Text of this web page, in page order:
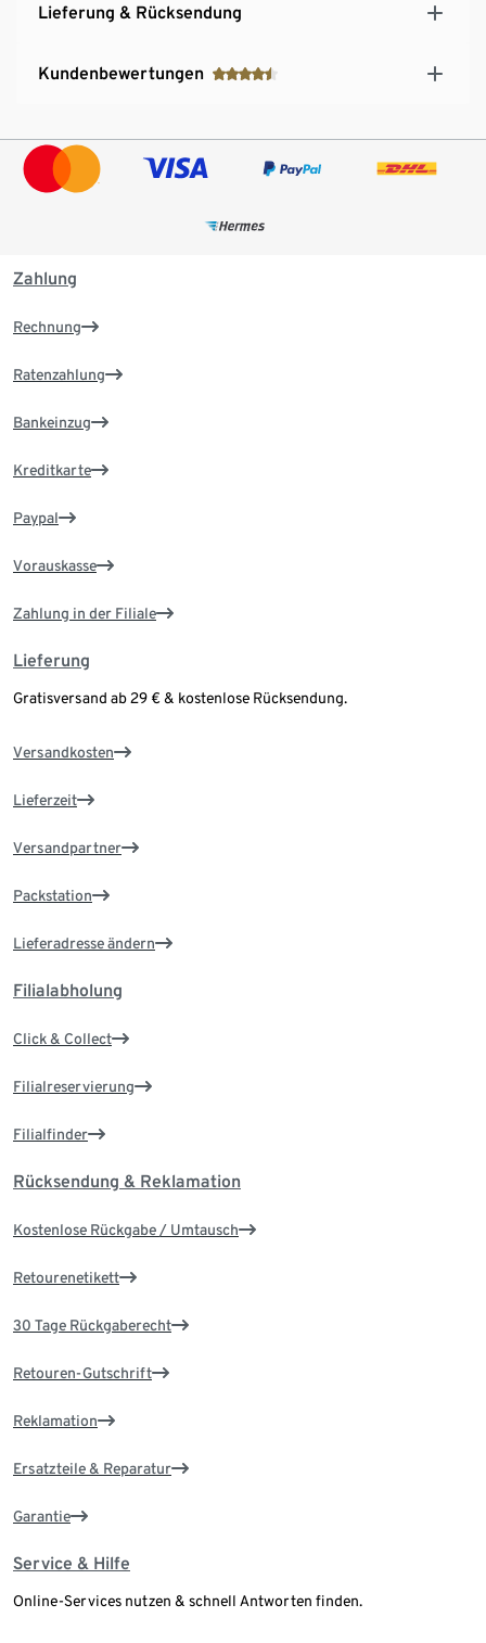
Lieferung & Rücksendung
Kundenbewertungen
Zahlung
Rechnung
Ratenzahlung
Bankeinzug
Kreditkarte
Paypal
Vorauskasse
Zahlung in der Filiale
Lieferung
Gratisversand ab 29 € & kostenlose Rücksendung.
Versandkosten
Lieferzeit
Versandpartner
Packstation
Lieferadresse ändern
Filialabholung
Click & Collect
Filialreservierung
Filialfinder
Rücksendung & Reklamation
Kostenlose Rückgabe / Umtausch
Retourenetikett
30 Tage Rückgaberecht
Retouren-Gutschrift
Reklamation
Ersatzteile & Reparatur
Garantie
Service & Hilfe
Online-Services nutzen & schnell Antworten finden.